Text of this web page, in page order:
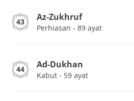
43 Az-Zukhruf
Perhiasan - 89 ayat
44 Ad-Dukhan
Kabut - 59 ayat